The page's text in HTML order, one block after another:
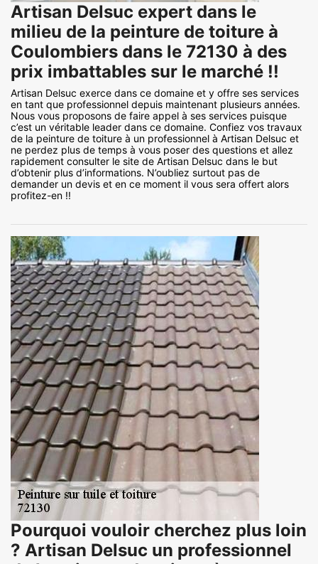
Artisan Delsuc expert dans le
milieu de la peinture de toiture à
Coulombiers dans le 72130 à des
prix imbattables sur le marché !!
Artisan Delsuc exerce dans ce domaine et y offre ses services
en tant que professionnel depuis maintenant plusieurs années.
Nous vous proposons de faire appel à ses services puisque
c’est un véritable leader dans ce domaine. Confiez vos travaux
de la peinture de toiture à un professionnel à Artisan Delsuc et
ne perdez plus de temps à vous poser des questions et allez
rapidement consulter le site de Artisan Delsuc dans le but
d’obtenir plus d’informations. N’oubliez surtout pas de
demander un devis et en ce moment il vous sera offert alors
profitez-en !!
Pourquoi vouloir cherchez plus loin
? Artisan Delsuc un professionnel